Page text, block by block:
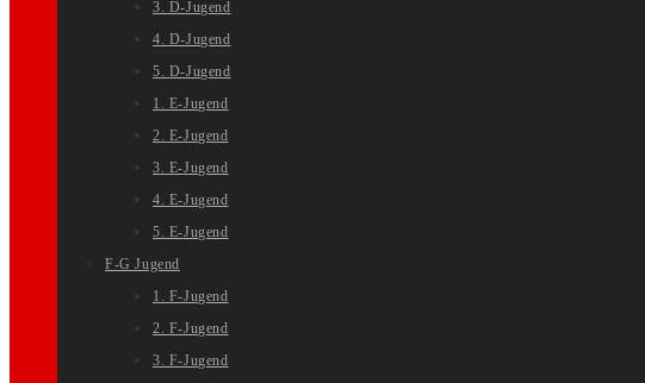
3. D-Jugend
4. D-Jugend
5. D-Jugend
1. E-Jugend
2. E-Jugend
3. E-Jugend
4. E-Jugend
5. E-Jugend
F-G Jugend
1. F-Jugend
2. F-Jugend
3. F-Jugend